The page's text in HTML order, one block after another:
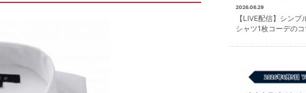
2026.06.29
【LIVE配信】シンプ
シャツ1枚コーデのコ